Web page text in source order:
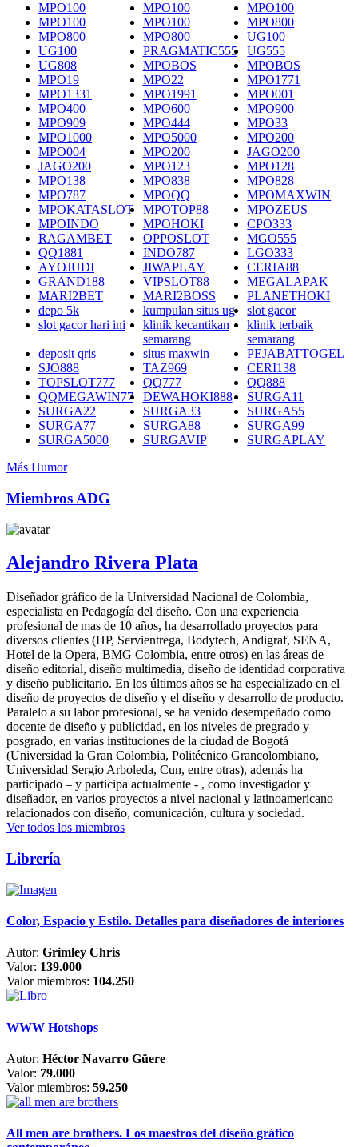
MPO100 MPO100
MPO100
MPO100
MPO100
MPO800
MPO800
MPO800
UG100
UG100
PRAGMATIC555
UG555
UG808
MPOBOS
MPOBOS
MPO19
MPO22
MPO1771
MPO1331
MPO1991
MPO001
MPO400
MPO600
MPO900
MPO909
MPO444
MPO33
MPO1000
MPO5000
MPO200
MPO004
MPO200
JAGO200
JAGO200
MPO123
MPO128
MPO138
MPO838
MPO828
MPO787
MPOQQ
MPOMAXWIN
MPOKATASLOT
MPOTOP88
MPOZEUS
MPOINDO
MPOHOKI
CPO333
RAGAMBET
OPPOSLOT
MGO555
QQ1881
INDO787
LGO333
AYOJUDI
JIWAPLAY
CERIA88
GRAND188
VIPSLOT88
MEGALAPAK
MARI2BET
MARI2BOSS
PLANETHOKI
depo 5k
kumpulan situs ug
slot gacor
slot gacor hari ini
klinik kecantikan
semarang
klinik terbaik
semarang
deposit qris
situs maxwin
PEJABATTOGEL
SJO888
TAZ969
CERI138
TOPSLOT777
QQ777
QQ888
QQMEGAWIN77
DEWAHOKI888
SURGA11
SURGA22
SURGA33
SURGA55
SURGA77
SURGA88
SURGA99
SURGA5000
SURGAVIP
SURGAPLAY
Más Humor
Miembros ADG
Alejandro Rivera Plata
Diseñador gráfico de la Universidad Nacional de Colombia,
especialista en Pedagogía del diseño. Con una experiencia
profesional de mas de 10 años, ha desarrollado proyectos para
diversos clientes (HP, Servientrega, Bodytech, Andigraf, SENA,
Hotel de la Opera, BMG Colombia, entre otros) en las áreas de
diseño editorial, diseño multimedia, diseño de identidad corporativa
y diseño publicitario. En los últimos años se ha especializado en el
diseño de proyectos de diseño y el diseño y desarrollo de producto.
Paralelo a su labor profesional, se ha venido desempeñado como
docente de diseño y publicidad, en los niveles de pregrado y
posgrado, en varias instituciones de la ciudad de Bogotá
(Universidad la Gran Colombia, Politécnico Grancolombiano,
Universidad Sergio Arboleda, Cun, entre otras), además ha
participado – y participa actualmente - , como investigador y
diseñador, en varios proyectos a nivel nacional y latinoamericano
relacionados con diseño, comunicación, cultura y sociedad.
Ver todos los miembros
Librería
Color, Espacio y Estilo. Detalles para diseñadores de interiores
Autor: Grimley Chris
Valor: 139.000
Valor miembros: 104.250
WWW Hotshops
Autor: Héctor Navarro Güere
Valor: 79.000
Valor miembros: 59.250
All men are brothers. Los maestros del diseño gráfico